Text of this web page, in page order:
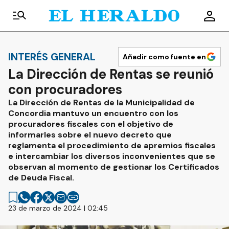
INTERÉS GENERAL Añadir como fuente en
La Dirección de Rentas se reunió
con procuradores
La Dirección de Rentas de la Municipalidad de
Concordia mantuvo un encuentro con los
procuradores fiscales con el objetivo de
informarles sobre el nuevo decreto que
reglamenta el procedimiento de apremios fiscales
e intercambiar los diversos inconvenientes que se
observan al momento de gestionar los Certificados
de Deuda Fiscal.
23 de marzo de 2024 | 02:45